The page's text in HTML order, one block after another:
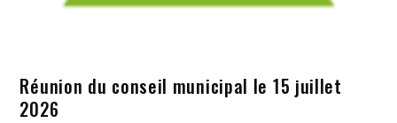
Réunion du conseil municipal le 15 juillet
2026